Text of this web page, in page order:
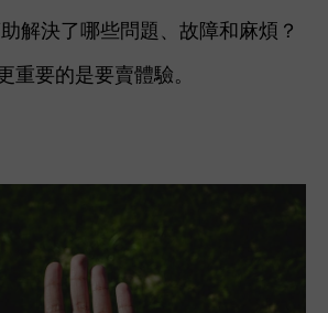
解決了哪些問題、故障和麻煩？
重要的是要賣體驗。